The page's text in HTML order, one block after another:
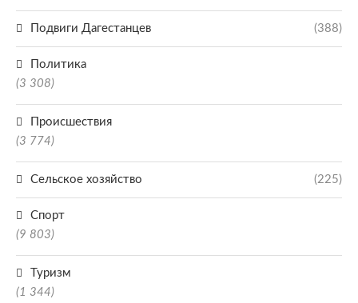
Подвиги Дагестанцев (388)
Политика
(3 308)
Происшествия
(3 774)
Сельское хозяйство (225)
Спорт
(9 803)
Туризм
(1 344)